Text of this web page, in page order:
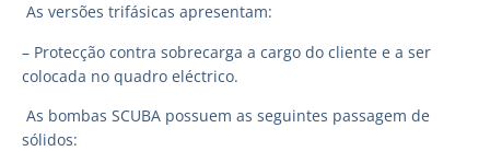
As versões trifásicas apresentam:
– Protecção contra sobrecarga a cargo do cliente e a ser
colocada no quadro eléctrico.
As bombas SCUBA possuem as seguintes passagem de
sólidos: